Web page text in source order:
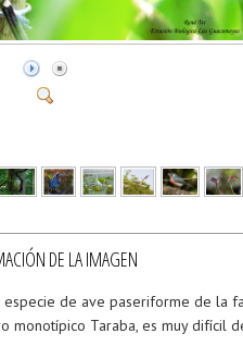
DE LA IMAGEN
especie de ave paseriforme de la
monotípico Taraba, es muy difícil